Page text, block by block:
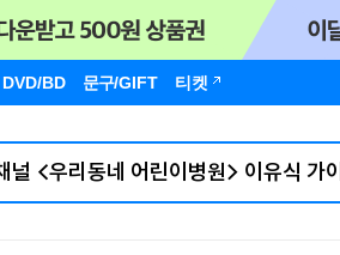
DVD/BD 문구/GIFT 티켓